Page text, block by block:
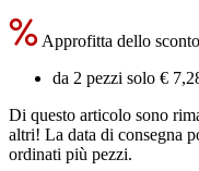
Approfitta dello
da 2 pezzi solo €
Di questo articolo sono
altri! La data di consegna
ordinati più pezzi.